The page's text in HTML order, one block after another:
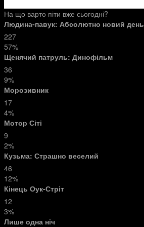
На що варто піти вже сьогодні?
Людина-павук: Абсолютно новий день
227
57%
Щенячий патруль: Динофільм
36
9%
Морозивник
17
4%
Мотор Сіті
9
2%
Кузьма: Страшно веселий
46
12%
Кінець Оук-Стріт
12
3%
Лише одна ніч